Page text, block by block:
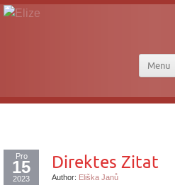
Menu
Pro
15
2023
Direktes Zitat
Author: Eliška Janů